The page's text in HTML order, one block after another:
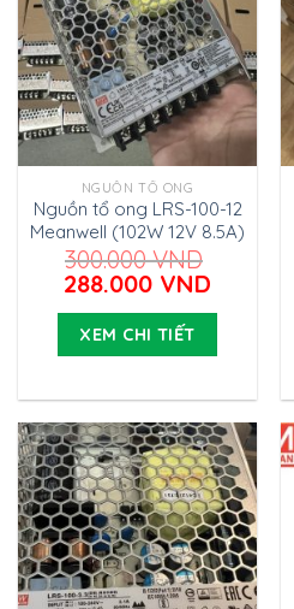
NGUỒN TỔ ONG
Nguồn tổ ong LRS-100-12
Meanwell (102W 12V 8.5A)
300.000VND
Giá
gốc
là:
300.000 VND.
288.000 VND
hiện
là:
XEM CHI TIẾT